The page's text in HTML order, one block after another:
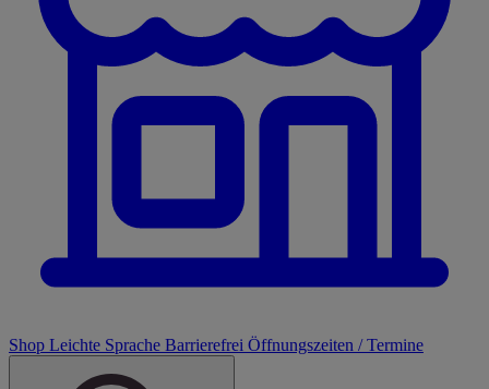
Shop Leichte Sprache Barrierefrei Öffnungszeiten / Termine